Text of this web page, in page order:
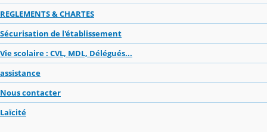
REGLEMENTS & CHARTES
Sécurisation de l'établissement
Vie scolaire : CVL, MDL, Délégués...
assistance
Nous contacter
Laïcité